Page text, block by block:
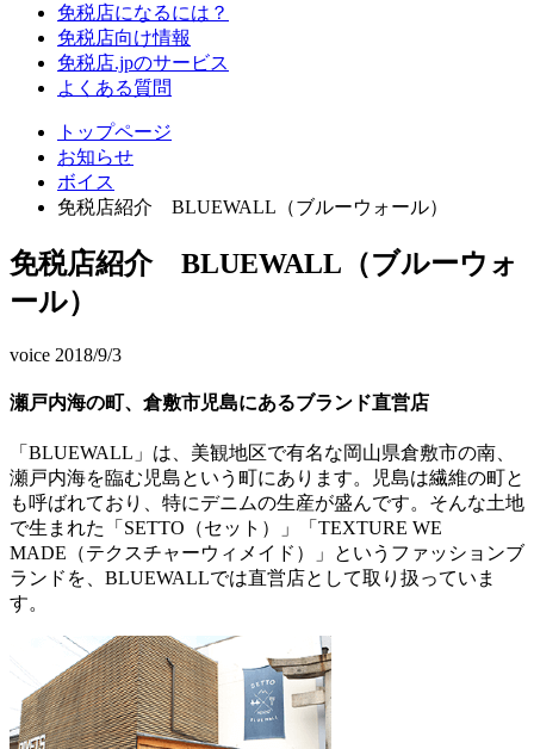
免税店になるには？
免税店向け情報
免税店.jpのサービス
よくある質問
トップページ
お知らせ
ボイス
免税店紹介 BLUEWALL（ブルーウォール）
免税店紹介 BLUEWALL（ブルーウォ
ール）
voice 2018/9/3
瀬戸内海の町、倉敷市児島にあるブランド直営店
「BLUEWALL」は、美観地区で有名な岡山県倉敷市の南、
瀬戸内海を臨む児島という町にあります。児島は繊維の町と
も呼ばれており、特にデニムの生産が盛んです。そんな土地
で生まれた「SETTO（セット）」「TEXTURE WE
MADE（テクスチャーウィメイド）」というファッションブ
ランドを、BLUEWALLでは直営店として取り扱っていま
す。